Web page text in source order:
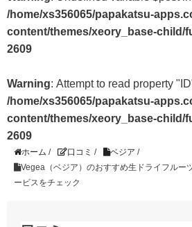
/home/xs356065/papakatsu-
content/themes/xeory_base-child/
2609
Warning: Attempt to read property
/home/xs356065/papakatsu-
content/themes/xeory_base-child/
2609
ホーム / 口コミ / ベジア /
Vegea（ベジア）のおすすめ生ドライフルー
ービスをチェック